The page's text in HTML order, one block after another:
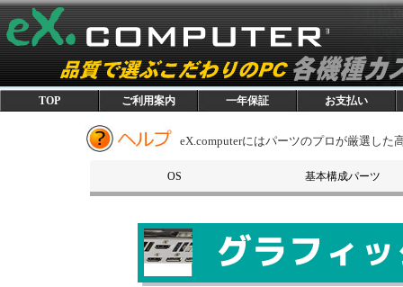
TOP ご利用案内 一年保証 お支払い
eX.computerにはパーツのプロが厳選した
OS 基本構成パーツ